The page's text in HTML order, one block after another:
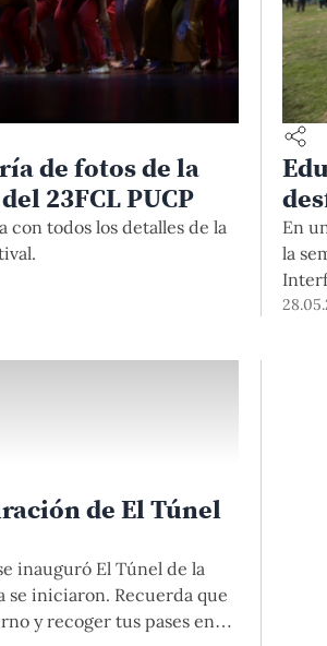
de fotos de la
23FCL PUCP
con todos los detalles de la
En
la
de El Túnel
inauguró El Túnel de la
se iniciaron. Recuerda que
y recoger tus pases en